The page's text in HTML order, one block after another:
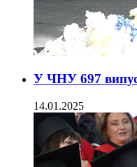
У ЧНУ 697
14.01.2025